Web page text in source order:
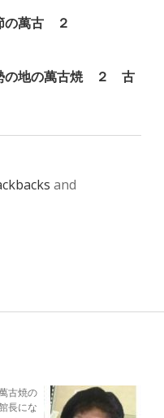
萬古 ２
地の萬古焼 ２ 古
and
古焼の
長にな